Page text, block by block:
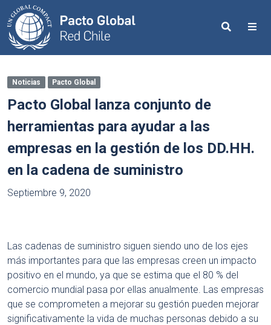
Search
Noticias Pacto Global
Pacto Global lanza conjunto de
herramientas para ayudar a las
empresas en la gestión de los DD.HH.
en la cadena de suministro
Septiembre 9, 2020
Las cadenas de suministro siguen siendo uno de los ejes
más importantes para que las empresas creen un impacto
positivo en el mundo, ya que se estima que el 80 % del
comercio mundial pasa por ellas anualmente. Las empresas
que se comprometen a mejorar su gestión pueden mejorar
significativamente la vida de muchas personas debido a su